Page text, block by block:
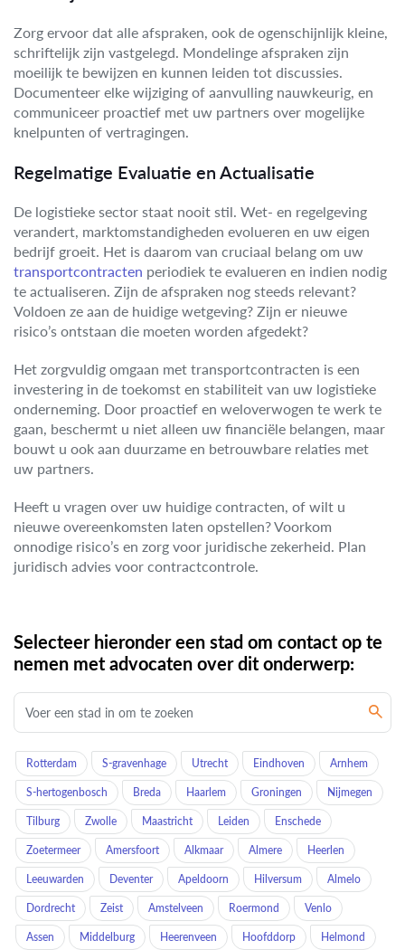
Zorg ervoor dat alle afspraken, ook de ogenschijnlijk kleine,
schriftelijk zijn vastgelegd. Mondelinge afspraken zijn
moeilijk te bewijzen en kunnen leiden tot discussies.
Documenteer elke wijziging of aanvulling nauwkeurig, en
communiceer proactief met uw partners over mogelijke
knelpunten of vertragingen.
Regelmatige Evaluatie en Actualisatie
De logistieke sector staat nooit stil. Wet- en regelgeving
verandert, marktomstandigheden evolueren en uw eigen
bedrijf groeit. Het is daarom van cruciaal belang om uw
transportcontracten periodiek te evalueren en indien nodig
te actualiseren. Zijn de afspraken nog steeds relevant?
Voldoen ze aan de huidige wetgeving? Zijn er nieuwe
risico’s ontstaan die moeten worden afgedekt?
Het zorgvuldig omgaan met transportcontracten is een
investering in de toekomst en stabiliteit van uw logistieke
onderneming. Door proactief en weloverwogen te werk te
gaan, beschermt u niet alleen uw financiële belangen, maar
bouwt u ook aan duurzame en betrouwbare relaties met
uw partners.
Heeft u vragen over uw huidige contracten, of wilt u
nieuwe overeenkomsten laten opstellen? Voorkom
onnodige risico’s en zorg voor juridische zekerheid. Plan
juridisch advies voor contractcontrole.
Selecteer hieronder een stad om contact op te
nemen met advocaten over dit onderwerp:
Rotterdam S-gravenhage Utrecht Eindhoven Arnhem
S-hertogenbosch Breda Haarlem Groningen Nijmegen
Tilburg Zwolle Maastricht Leiden Enschede
Zoetermeer Amersfoort Alkmaar Almere Heerlen
Leeuwarden Deventer Apeldoorn Hilversum Almelo
Dordrecht Zeist Amstelveen Roermond Venlo
Assen Middelburg Heerenveen Hoofddorp Helmond